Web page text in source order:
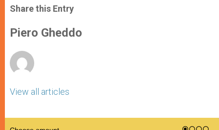
t
s
p
p
s
e
g
e
e
b
o
k
r
Share this Entry
Piero Gheddo
View all articles